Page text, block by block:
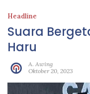
Headline
Suara
Haru
A. Awing
Oktober 20, 2023